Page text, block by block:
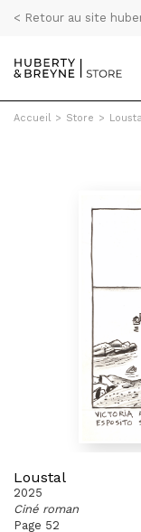
< Retour au site
Accueil > Store >
Loustal
2025
Ciné roman
Page 52